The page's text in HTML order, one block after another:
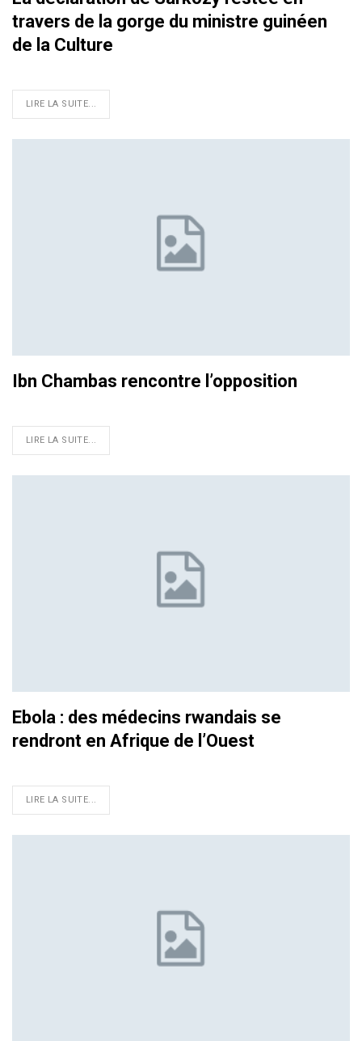
travers de la gorge du ministre guinéen
de la Culture
LIRE LA SUITE...
Ibn Chambas rencontre l’opposition
LIRE LA SUITE...
Ebola : des médecins rwandais se
rendront en Afrique de l’Ouest
LIRE LA SUITE...